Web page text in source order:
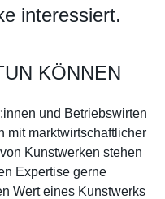
interessiert.
KÖNNEN
und Betriebswirten
mit marktwirtschaftlicher
Kunstwerken stehen
Expertise gerne
Wert eines Kunstwerks